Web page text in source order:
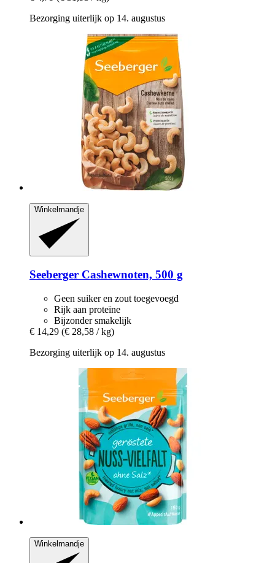
Bezorging uiterlijk op 14. augustus
Winkelmandje
Seeberger Cashewnoten, 500 g
Geen suiker en zout toegevoegd
Rijk aan proteïne
Bijzonder smakelijk
€ 14,29 (€ 28,58 / kg)
Bezorging uiterlijk op 14. augustus
Winkelmandje